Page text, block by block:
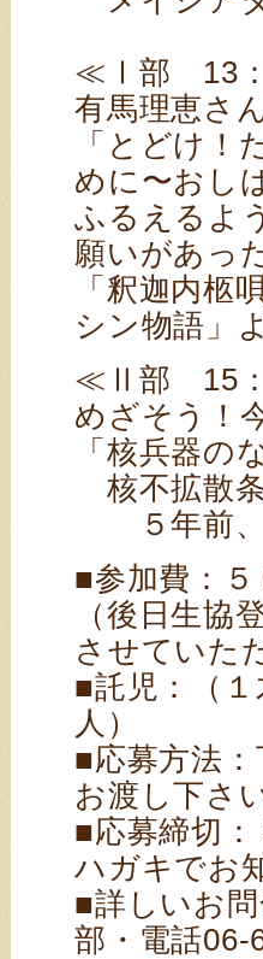
≪Ⅰ部 13：
有馬理恵さ
「とどけ
めに〜おし
ふるえるよ
願いがあっ
「釈迦内柩
シン物語」
≪Ⅱ部 15：
めざそう！
「核兵器の
核不拡散
５年前、
■参加費：５
（後日生協
させていた
■託児：（
人）
■応募方法
お渡し下さい
■応募締切
ハガキでお
■詳しいお
部・電話06-